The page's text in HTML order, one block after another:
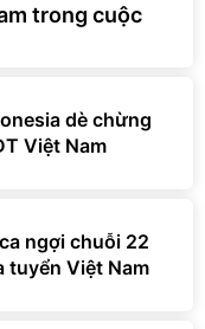
trong cuộc
dè chừng
Việt Nam
ngợi chuỗi 22
tuyển Việt Nam